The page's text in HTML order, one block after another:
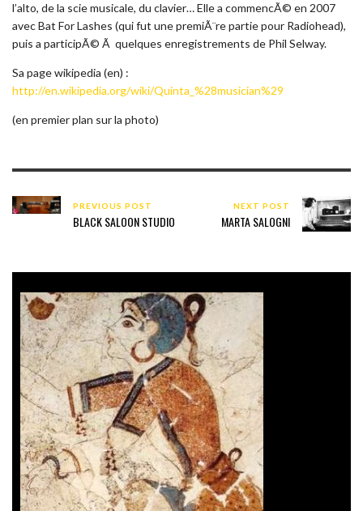
l’alto, de la scie musicale, du clavier… Elle a commencÃ© en 2007
avec Bat For Lashes (qui fut une premiÃ¨re partie pour Radiohead),
puis a participÃ© Ã quelques enregistrements de Phil Selway.
Sa page wikipedia (en) :
http://en.wikipedia.org/wiki/Quinta_%28musician%29
(en premier plan sur la photo)
PREVIOUS POST
BLACK SALOON STUDIO
NEXT POST
MARTA SALOGNI